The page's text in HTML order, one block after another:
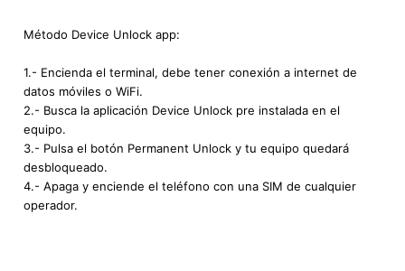
Método Device Unlock app:
1.- Encienda el terminal, debe tener conexión a internet de
datos móviles o WiFi.
2.- Busca la aplicación Device Unlock pre instalada en el
equipo.
3.- Pulsa el botón Permanent Unlock y tu equipo quedará
desbloqueado.
4.- Apaga y enciende el teléfono con una SIM de cualquier
operador.